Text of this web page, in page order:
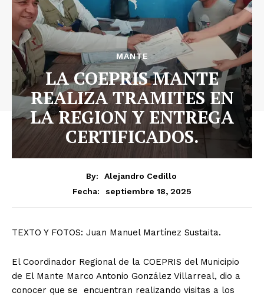
MANTE
LA COEPRIS MANTE
REALIZA TRAMITES EN
LA REGION Y ENTREGA
CERTIFICADOS.
By:
Alejandro Cedillo
Fecha:
septiembre 18, 2025
TEXTO Y FOTOS: Juan Manuel Martínez Sustaita.
El Coordinador Regional de la COEPRIS del Municipio
de El Mante Marco Antonio González Villarreal, dio a
conocer que se encuentran realizando visitas a los